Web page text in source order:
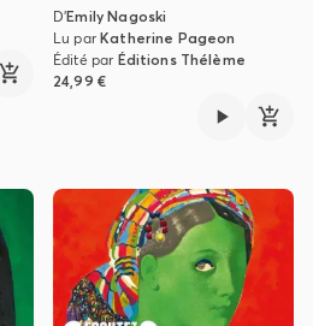
D'Emily Nagoski
Lu parKatherine Pageon
Édité par Éditions Thélème
24,99 €